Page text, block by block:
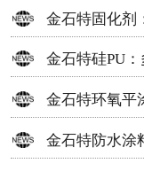
方案
金石特固化剂
金石特硅PU
金石特环氧平
方案
金石特防水涂